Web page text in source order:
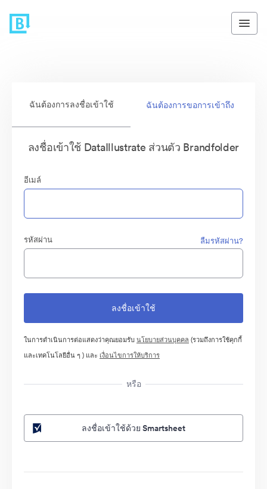
ฉันต้องการลงชื่อเข้าใช้ ฉันต้องการขอการเข้าถึง
ลงชื่อเข้าใช้ DataIllustrate ส่วนตัว Brandfolder
อีเมล์
รหัสผ่าน ลืมรหัสผ่าน?
ในการดำเนินการต่อแสดงว่าคุณยอมรับนโยบายส่วนบุคคล (รวมถึงการใช้คุกกี้
และเทคโนโลยีอื่น ๆ ) และ เงื่อนไขการให้บริการ
หรือ
ลงชื่อเข้าใช้ด้วย Smartsheet